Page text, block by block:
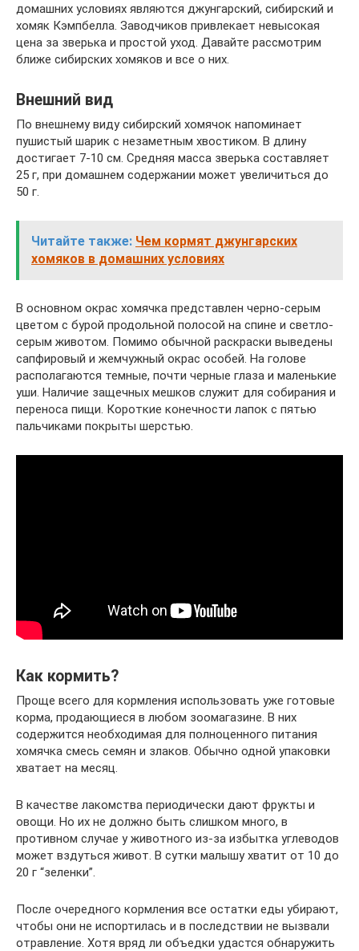
домашних условиях являются джунгарский, сибирский и
хомяк Кэмпбелла. Заводчиков привлекает невысокая
цена за зверька и простой уход. Давайте рассмотрим
ближе сибирских хомяков и все о них.
Внешний вид
По внешнему виду сибирский хомячок напоминает
пушистый шарик с незаметным хвостиком. В длину
достигает 7-10 см. Средняя масса зверька составляет
25 г, при домашнем содержании может увеличиться до
50 г.
Читайте также: Чем кормят джунгарских
хомяков в домашних условиях
В основном окрас хомячка представлен черно-серым
цветом с бурой продольной полосой на спине и светло-
серым животом. Помимо обычной раскраски выведены
сапфировый и жемчужный окрас особей. На голове
располагаются темные, почти черные глаза и маленькие
уши. Наличие защечных мешков служит для собирания и
переноса пищи. Короткие конечности лапок с пятью
пальчиками покрыты шерстью.
Как кормить?
Проще всего для кормления использовать уже готовые
корма, продающиеся в любом зоомагазине. В них
содержится необходимая для полноценного питания
хомячка смесь семян и злаков. Обычно одной упаковки
хватает на месяц.
В качестве лакомства периодически дают фрукты и
овощи. Но их не должно быть слишком много, в
противном случае у животного из-за избытка углеводов
может вздуться живот. В сутки малышу хватит от 10 до
20 г “зеленки”.
После очередного кормления все остатки еды убирают,
чтобы они не испортилась и в последствии не вызвали
отравление. Хотя вряд ли объедки удастся обнаружить